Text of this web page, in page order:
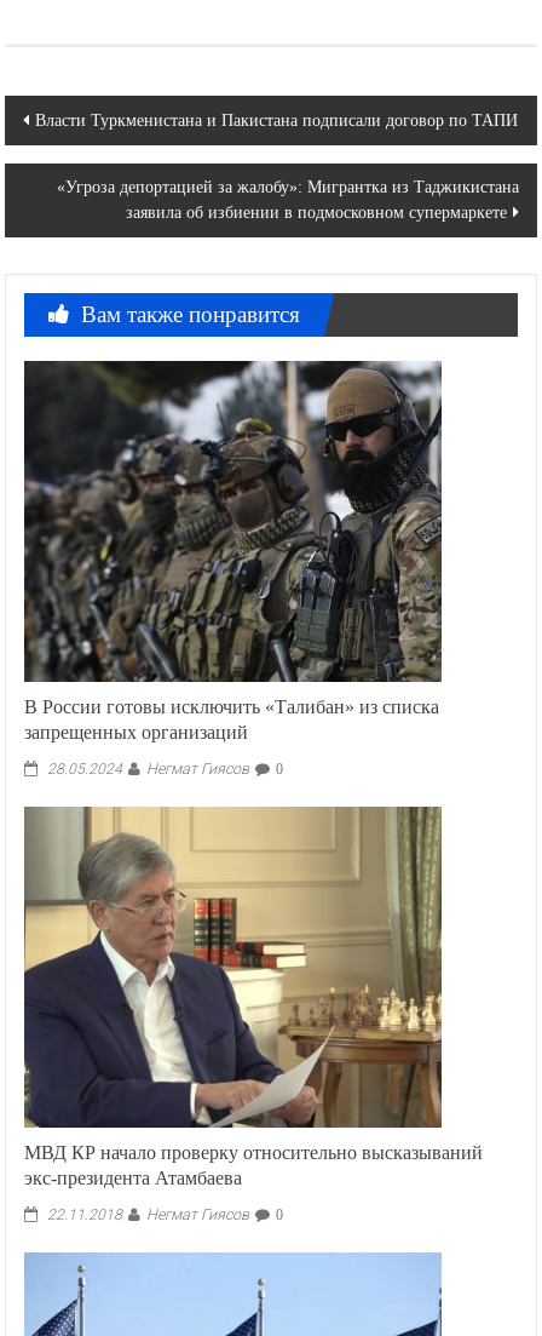
Навигация
по
записям
Власти Туркменистана и Пакистана подписали договор по ТАПИ
«Угроза депортацией за жалобу»: Мигрантка из Таджикистана
заявила об избиении в подмосковном супермаркете
Вам также понравится
В России готовы исключить «Талибан» из списка
запрещенных организаций
28.05.2024 Негмат Гиясов 0
МВД КР начало проверку относительно высказываний
экс-президента Атамбаева
22.11.2018 Негмат Гиясов 0